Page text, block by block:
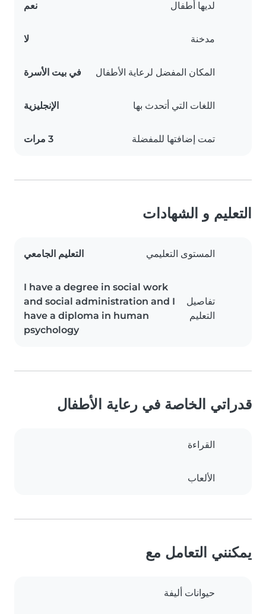
لديها أطفال نعم
مدخنة لا
المكان المفضل لرعاية الأطفال في بيت الأسرة
اللغات التي أتحدث بها الإنجليزية
تمت إضافتها للمفضلة 3 مرات
التعليم و الشهادات
المستوى التعليمي التعليم الجامعي
تفاصيل
التعليم
I have a degree in social work
and social administration and I
have a diploma in human
psychology
قدراتي الخاصة في رعاية الأطفال
القراءة
الألعاب
يمكنني التعامل مع
حيوانات أليفة